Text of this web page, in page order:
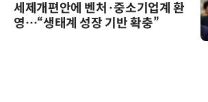
세제개편안에 벤처·중소기업계 환
영…“생태계 성장 기반 확충”